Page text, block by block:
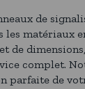
de
matériaux
de
complet.
parfaite de